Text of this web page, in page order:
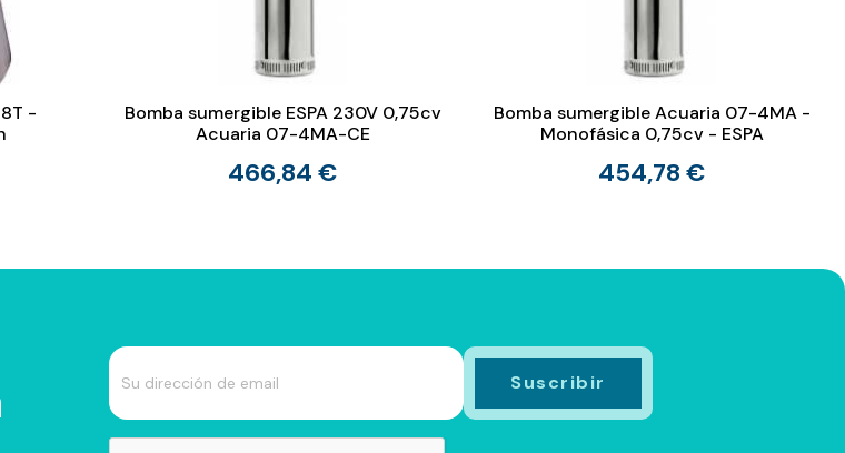
-
Bomba sumergible ESPA 230V 0,75cv
Acuaria 07-4MA-CE
466,84 €
Bomba sumergible Acuaria 07-4MA -
Monofásica 0,75cv - ESPA
454,78 €